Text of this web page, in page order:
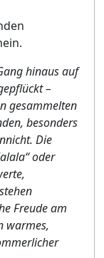
hinaus auf
–
gesammelten
besonders
Die
oder
Freude am
warmes,